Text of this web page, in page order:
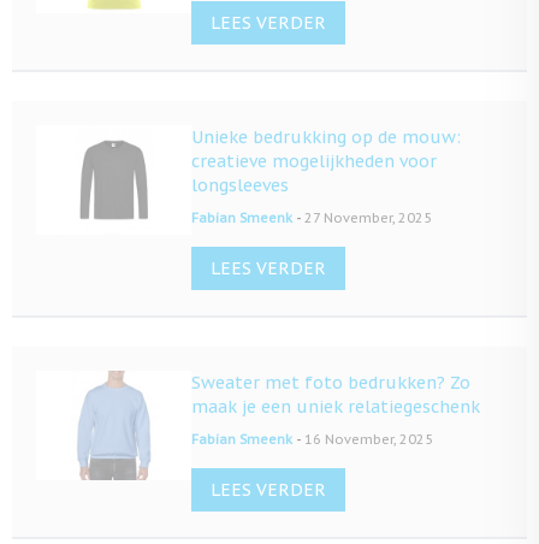
LEES VERDER
Unieke bedrukking op de mouw:
creatieve mogelijkheden voor
longsleeves
Fabian Smeenk - 27 November, 2025
LEES VERDER
Sweater met foto bedrukken? Zo
maak je een uniek relatiegeschenk
Fabian Smeenk - 16 November, 2025
LEES VERDER